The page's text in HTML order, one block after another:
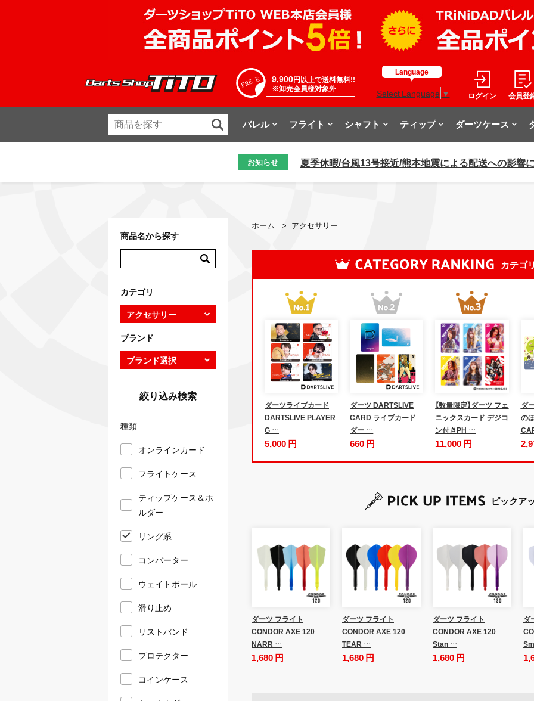
9,900円以上で送料無料!!
※卸売会員様対象外
Language
Select Language ▼ ログイン 会員登
バレル フライト シャフト ティップ ダーツケース
お知らせ 夏季休暇/台風13号接近/熊本地震による配送への影響
ホーム > アクセサリー
カテゴ
ダーツライブカード
DARTSLIVE PLAYER
G …
5,000 円
ダーツ DARTSLIVE
CARD ライブカード
ダー …
660 円
【数量限定】ダーツ フェ
ニックスカード デジコ
ン付きPH …
11,000 円
ダ
の
ピックア
ダーツ フライト
CONDOR AXE 120
NARR …
1,680 円
ダーツ フライト
CONDOR AXE 120
TEAR …
1,680 円
ダーツ フライト
CONDOR AXE 120
Stan …
1,680 円
ダ
商品名から探す
カテゴリ
ブランド
絞り込み検索
種類
オンラインカード
フライトケース
ティップケース＆ホ
ルダー
リング系
コンバーター
ウェイトボール
滑り止め
リストバンド
プロテクター
コインケース